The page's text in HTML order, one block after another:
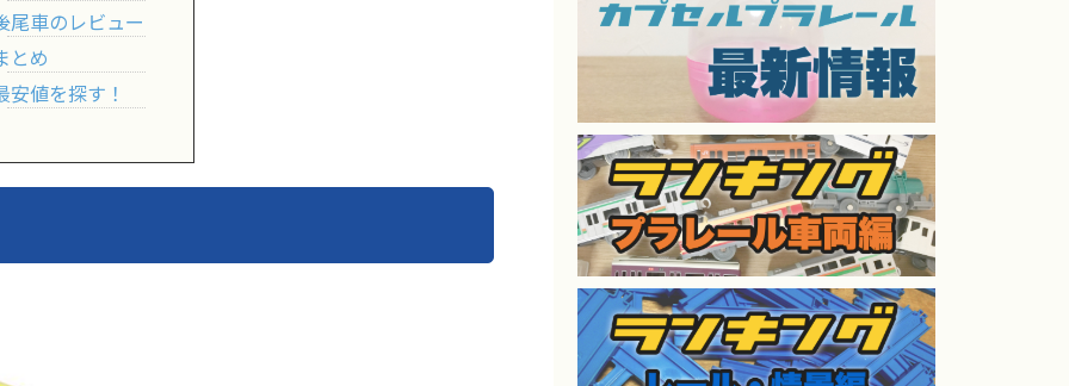
尾車のレビュー
とめ
安値を探す！